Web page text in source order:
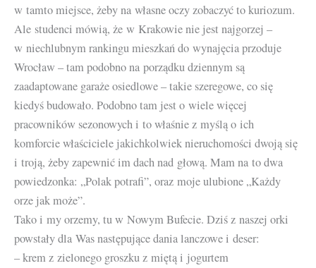
w tamto miejsce, żeby na własne oczy zobaczyć to kuriozum.
Ale studenci mówią, że w Krakowie nie jest najgorzej –
w niechlubnym rankingu mieszkań do wynajęcia przoduje
Wrocław – tam podobno na porządku dziennym są
zaadaptowane garaże osiedlowe – takie szeregowe, co się
kiedyś budowało. Podobno tam jest o wiele więcej
pracowników sezonowych i to właśnie z myślą o ich
komforcie właściciele jakichkolwiek nieruchomości dwoją się
i troją, żeby zapewnić im dach nad głową. Mam na to dwa
powiedzonka: „Polak potrafi”, oraz moje ulubione „Każdy
orze jak może”.
Tako i my orzemy, tu w Nowym Bufecie. Dziś z naszej orki
powstały dla Was następujące dania lanczowe i deser:
– krem z zielonego groszku z miętą i jogurtem